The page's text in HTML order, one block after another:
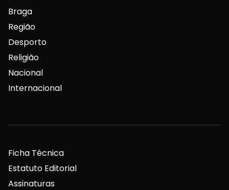
Braga
Região
Desporto
Religião
Nacional
Internacional
Ficha Técnica
Estatuto Editorial
Assinaturas